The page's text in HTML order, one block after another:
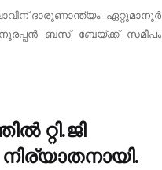
ദാരുണാന്ത്യം. ഏറ്റുമാനൂര്‍
ബസ് ബേയ്ക്ക് സമീപം
റ്റി.ജി